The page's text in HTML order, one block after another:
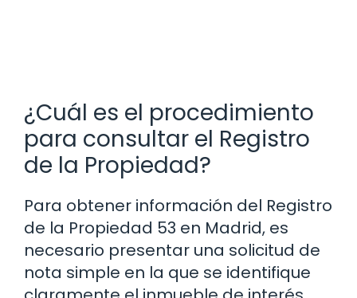
¿Cuál es el procedimiento
para consultar el Registro
de la Propiedad?
Para obtener información del Registro
de la Propiedad 53 en Madrid, es
necesario presentar una solicitud de
nota simple en la que se identifique